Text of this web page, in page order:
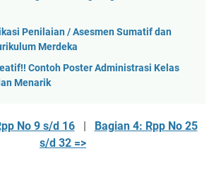
Penilaian / Asesmen Sumatif dan
Merdeka
Contoh Poster Administrasi Kelas
Menarik
No 9 s/d 16| Bagian 4: Rpp No 25
s/d 32 =>